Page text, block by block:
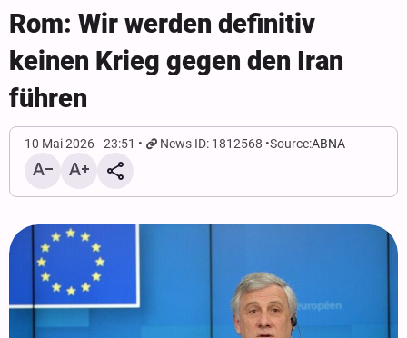
Rom: Wir werden definitiv
keinen Krieg gegen den Iran
führen
10 Mai 2026 - 23:51 News ID: 1812568 Source:ABNA